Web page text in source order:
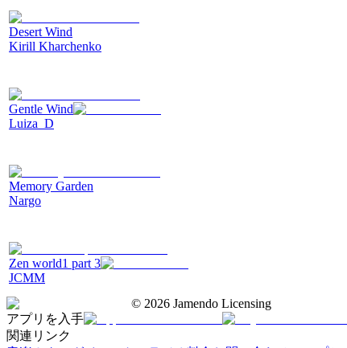
Desert Wind
Kirill Kharchenko
Gentle Wind
Luiza_D
Memory Garden
Nargo
Zen world1 part 3
JCMM
© 2026 Jamendo Licensing
アプリを入手
関連リンク